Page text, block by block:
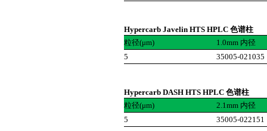
Hypercarb Javelin HTS HPLC 色谱柱
粒径(μm)
1.0mm 内径
5
35005-021035
Hypercarb DASH HTS HPLC 色谱柱
粒径(μm)
2.1mm 内径
5
35005-022151